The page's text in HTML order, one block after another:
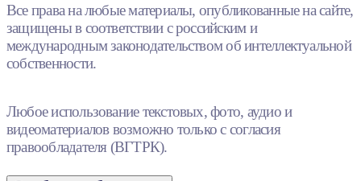
Все права на любые материалы, опубликованные на сайте,
защищены в соответствии с российским и
международным законодательством об интеллектуальной
собственности.
Любое использование текстовых, фото, аудио и
видеоматериалов возможно только с согласия
правообладателя (ВГТРК).